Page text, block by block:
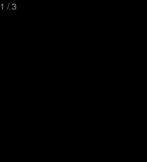
1 / 3